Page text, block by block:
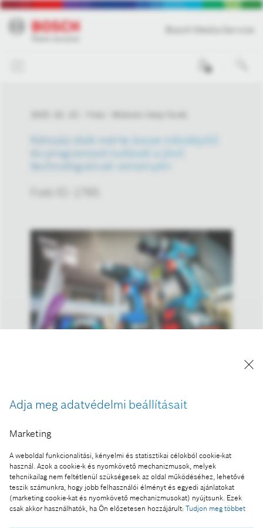
Adja meg adatvédelmi beállításait
Marketing
A weboldal funkcionalitási, kényelmi és statisztikai célokból cookie-kat
használ. Azok a cookie-k és nyomkövető mechanizmusok, melyek
tehcnikailag nem feltétlenül szükségesek az oldal működéséhez, lehetővé
teszik számunkra, hogy jobb felhasználói élményt és egyedi ajánlatokat
(marketing cookie-kat és nyomkövető mechanizmusokat) nyújtsunk. Ezek
csak akkor használhatók, ha Ön előzetesen hozzájárult: Tudjon meg többet
Kétszáz diák mérte össze robotépítő
és programozó tudását a jövő
technológiáinak versenyén
számára díjmentesen felhasználható.
programozó tudását a jövő technológiáinak
versenyén